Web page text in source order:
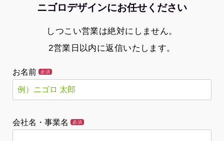
ニゴロデザインにお任せください
しつこい営業は絶対にしません。
2営業日以内に返信いたします。
お名前 必須
会社名・事業名 必須